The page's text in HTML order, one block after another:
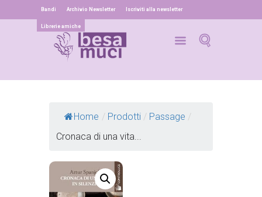
Bandi Archivio Newsletter Iscriviti alla newsletter
Librerie amiche
Home / Prodotti / Passage /
Cronaca di una vita...